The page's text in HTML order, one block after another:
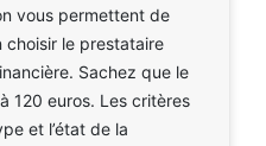
vous permettent de
le prestataire
Sachez que le
120 euros. Les critères
et l’état de la